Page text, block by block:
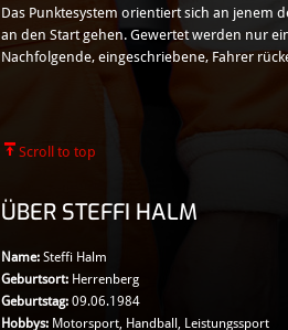
Das Punktesystem orientiert sich an jenem
an den Start gehen. Gewertet werden nur
Nachfolgende, eingeschriebene, Fahrer
Scroll to top
ÜBER STEFFI HALM
Name: Steffi Halm
Geburtsort: Herrenberg
Geburtstag: 09.06.1984
Hobbys: Motorsport, Handball, Leistungssport